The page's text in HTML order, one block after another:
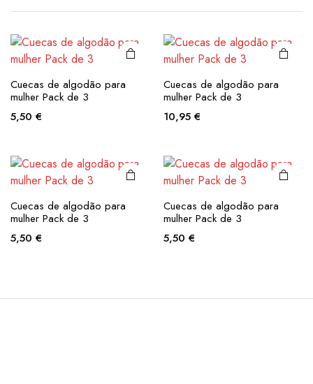
The
options
chosen
Cuecas de algodão para
mulher Pack de 3
5,50 €
The
options
chosen
Cuecas de algodão para
mulher Pack de 3
10,95 €
product
The
options
chosen
Cuecas de algodão para
mulher Pack de 3
5,50 €
product
The
options
chosen
Cuecas de algodão para
mulher Pack de 3
5,50 €